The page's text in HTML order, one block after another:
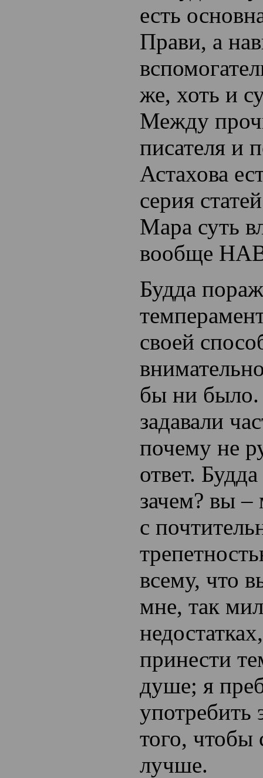
есть
Прави, а
же, хоть и
Между
писателя и
Астахова
серия
Мара суть
вообще
Будда
своей
бы ни было.
задавали
почему не
ответ.
зачем? вы –
с
всему, что
мне, так
принести
душе; я
употребить
того, чтобы
лучше.